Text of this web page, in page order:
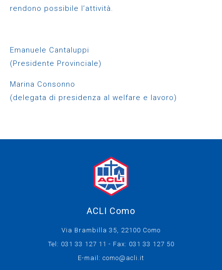
rendono possibile l’attività.
Emanuele Cantaluppi
(Presidente Provinciale)
Marina Consonno
(delegata di presidenza al welfare e lavoro)
ACLI Como
Via Brambilla 35, 22100 Como
Tel: 031 33 127 11 - Fax: 031 33 127 50
E-mail: como@acli.it